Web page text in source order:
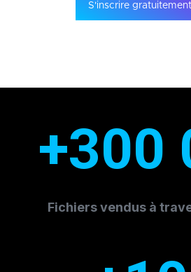
S'inscrire gratuitement
+300
Fichiers vendus à